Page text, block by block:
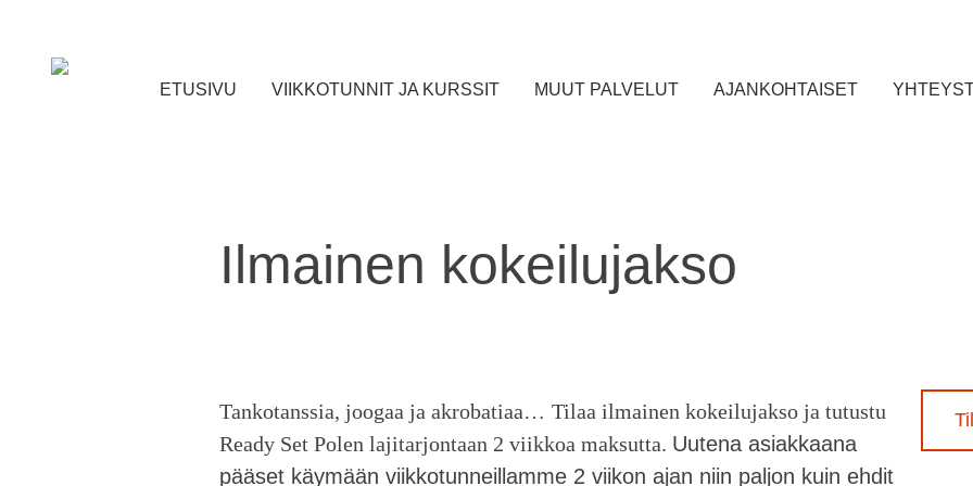
content
ETUSIVU VIIKKOTUNNIT JA KURSSIT MUUT PALVELUT AJANKOHTAISET
Ilmainen kokeilujakso
Tankotanssia, joogaa ja akrobatiaa… Tilaa ilmainen kokeilujakso ja tutustu
Ready Set Polen lajitarjontaan 2 viikkoa maksutta. Uutena asiakkaana
pääset käymään viikkotunneillamme 2 viikon ajan niin paljon kuin ehdit